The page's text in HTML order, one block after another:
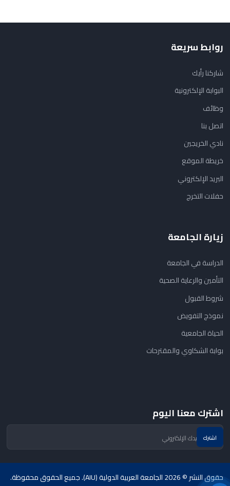
روابط سريعة
شاركنا رأيك
البوابة الإلكترونية
وظائف
اتصل بنا
نادي الخريجين
خريطة الموقع
البريد الإلكتروني
حفلات التخرج
زيارة الجامعة
الدراسة في الجامعة
التأمين والرعاية الصحية
شروط القبول
نموذج التفويض
الحياة الجامعية
بوابة الشكاوي والمقترحات
اشترك معنا اليوم
حقوق النشر © 2026 الجامعة العربية الدولية (AIU). جميع الحقوق محفوظة.